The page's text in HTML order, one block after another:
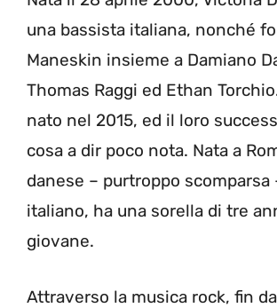
una bassista italiana, nonché
Maneskin insieme a Damiano
Thomas Raggi ed Ethan
nato nel 2015, ed il loro
cosa a dir poco nota. Nata a
danese – purtroppo scomparsa
italiano, ha una sorella di tre
giovane.
Attraverso la musica rock, fin